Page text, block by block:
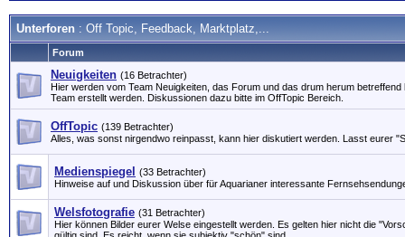
Unterforen : Off Topic, Feedback, Marktplatz,...
Forum
Neuigkeiten (16 Betrachter)
Hier werden vom Team Neuigkeiten, das Forum und das drum herum
Team erstellt werden. Diskussionen dazu bitte im OffTopic Bereich.
OffTopic (139 Betrachter)
Alles, was sonst nirgendwo reinpasst, kann hier diskutiert werden. Lasst eurer
Medienspiegel
(33 Betrachter)
Hinweise auf und Diskussion über für Aquarianer interessante
Welsfotografie (31 Betrachter)
Hier können Bilder eurer Welse eingestellt werden. Es gelten hier nicht die